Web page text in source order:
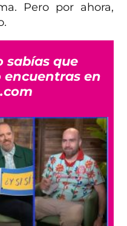
Pero por ahora,
sabías que
encuentras en